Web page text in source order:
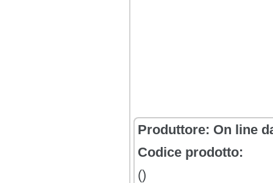
Produttore: On line
Codice prodotto:
()